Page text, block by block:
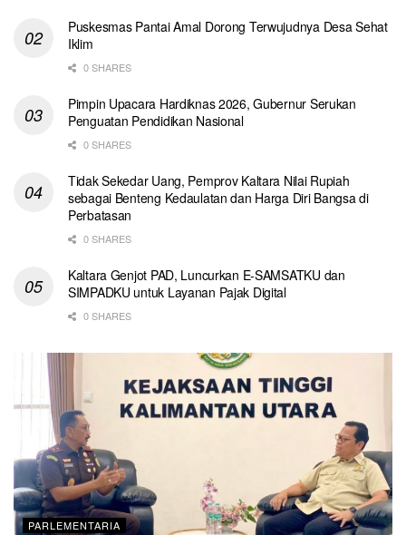
Puskesmas Pantai Amal Dorong Terwujudnya Desa Sehat
Iklim
0 SHARES
Pimpin Upacara Hardiknas 2026, Gubernur Serukan
Penguatan Pendidikan Nasional
0 SHARES
Tidak Sekedar Uang, Pemprov Kaltara Nilai Rupiah
sebagai Benteng Kedaulatan dan Harga Diri Bangsa di
Perbatasan
0 SHARES
Kaltara Genjot PAD, Luncurkan E-SAMSATKU dan
SIMPADKU untuk Layanan Pajak Digital
0 SHARES
PARLEMENTARIA